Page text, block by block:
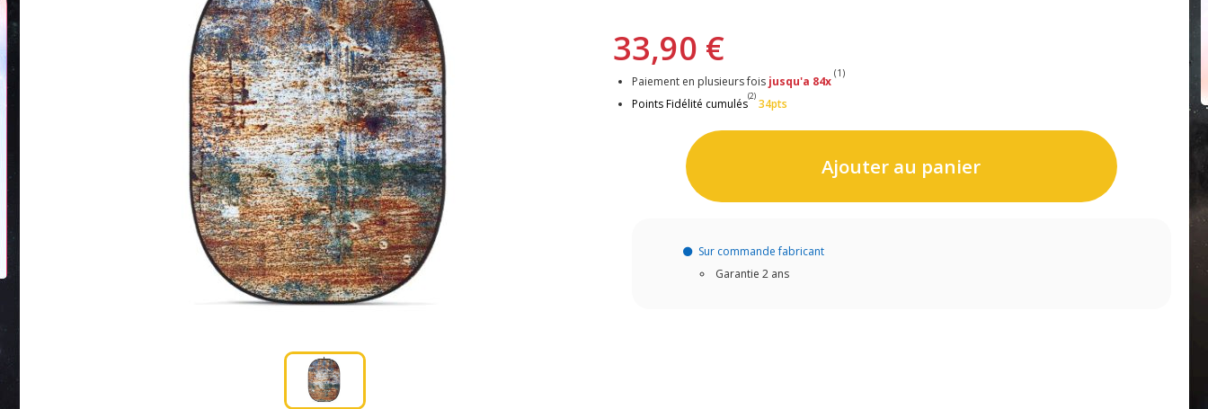
33,90 €
Paiement en plusieurs fois jusqu'a 84x
(1)
Points Fidélité cumulés
(2)
34pts
Ajouter au panier
Sur commande fabricant
Garantie 2 ans